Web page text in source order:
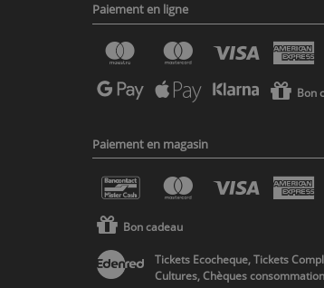
Paiement en ligne
Bon
Paiement en magasin
Bon cadeau
Tickets Ecocheque, Tickets
Cultures, Chèques